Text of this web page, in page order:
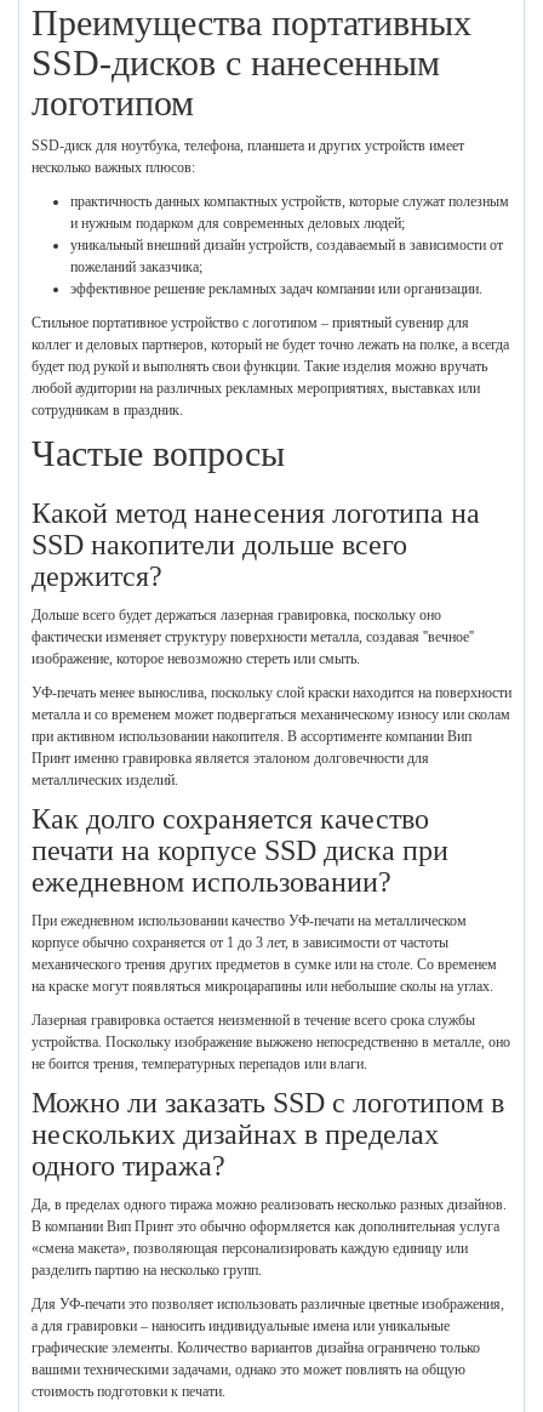
Преимущества портативных
SSD-дисков с нанесенным
логотипом
SSD-диск для ноутбука, телефона, планшета и других устройств имеет
несколько важных плюсов:
практичность данных компактных устройств, которые служат полезным
и нужным подарком для современных деловых людей;
уникальный внешний дизайн устройств, создаваемый в зависимости от
пожеланий заказчика;
эффективное решение рекламных задач компании или организации.
Стильное портативное устройство с логотипом – приятный сувенир для
коллег и деловых партнеров, который не будет точно лежать на полке, а всегда
будет под рукой и выполнять свои функции. Такие изделия можно вручать
любой аудитории на различных рекламных мероприятиях, выставках или
сотрудникам в праздник.
Частые вопросы
Какой метод нанесения логотипа на
SSD накопители дольше всего
держится?
Дольше всего будет держаться лазерная гравировка, поскольку оно
фактически изменяет структуру поверхности металла, создавая ''вечное''
изображение, которое невозможно стереть или смыть.
УФ-печать менее вынослива, поскольку слой краски находится на поверхности
металла и со временем может подвергаться механическому износу или сколам
при активном использовании накопителя. В ассортименте компании Вип
Принт именно гравировка является эталоном долговечности для
металлических изделий.
Как долго сохраняется качество
печати на корпусе SSD диска при
ежедневном использовании?
При ежедневном использовании качество УФ-печати на металлическом
корпусе обычно сохраняется от 1 до 3 лет, в зависимости от частоты
механического трения других предметов в сумке или на столе. Со временем
на краске могут появляться микроцарапины или небольшие сколы на углах.
Лазерная гравировка остается неизменной в течение всего срока службы
устройства. Поскольку изображение выжжено непосредственно в металле, оно
не боится трения, температурных перепадов или влаги.
Можно ли заказать SSD с логотипом в
нескольких дизайнах в пределах
одного тиража?
Да, в пределах одного тиража можно реализовать несколько разных дизайнов.
В компании Вип Принт это обычно оформляется как дополнительная услуга
«смена макета», позволяющая персонализировать каждую единицу или
разделить партию на несколько групп.
Для УФ-печати это позволяет использовать различные цветные изображения,
а для гравировки – наносить индивидуальные имена или уникальные
графические элементы. Количество вариантов дизайна ограничено только
вашими техническими задачами, однако это может повлиять на общую
стоимость подготовки к печати.